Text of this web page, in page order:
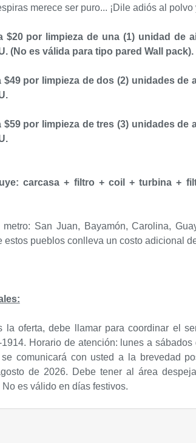
merece ser puro... ¡Dile adiós al
$20 por limpieza de una (1) unidad de
(No es válida para tipo pared Wall pack).
$49 por limpieza de dos (2) unidades de
$59 por limpieza de tres (3) unidades de
carcasa + filtro + coil + turbina +
San Juan, Bayamón, Carolina,
estos pueblos conlleva un costo adicional
la oferta, debe llamar para coordinar el
Horario de atención: lunes a sábados
comunicará con usted a la brevedad
de 2026. Debe tener al área
es válido en días festivos.